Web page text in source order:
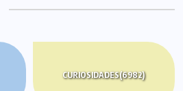
CURIOSIDADES(6982)